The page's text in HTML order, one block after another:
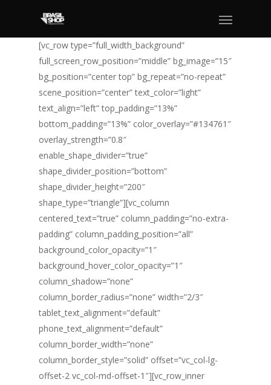
[vc_row type=”full_width_background”
full_screen_row_position=”middle” bg_image=”15″
bg_position=”center top” bg_repeat=”no-repeat”
scene_position=”center” text_color=”light”
text_align=”left” top_padding=”13%”
bottom_padding=”13%” color_overlay=”#134761″
overlay_strength=”0.8″
enable_shape_divider=”true”
shape_divider_position=”bottom”
shape_divider_height=”200″
shape_type=”triangle”][vc_column
centered_text=”true” column_padding=”no-extra-
padding” column_padding_position=”all”
background_color_opacity=”1″
background_hover_color_opacity=”1″
column_shadow=”none”
column_border_radius=”none” width=”2/3″
tablet_text_alignment=”default”
phone_text_alignment=”default”
column_border_width=”none”
column_border_style=”solid” offset=”vc_col-lg-
offset-2 vc_col-md-offset-1″][vc_row_inner